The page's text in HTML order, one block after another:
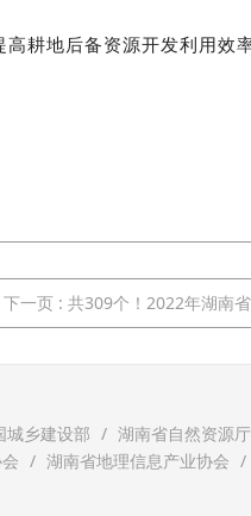
耕地后备资源开发利用效率
下一页 : 共309个！2022年湖南
城乡建设部 湖南省自然资源厅
湖南省地理信息产业协会